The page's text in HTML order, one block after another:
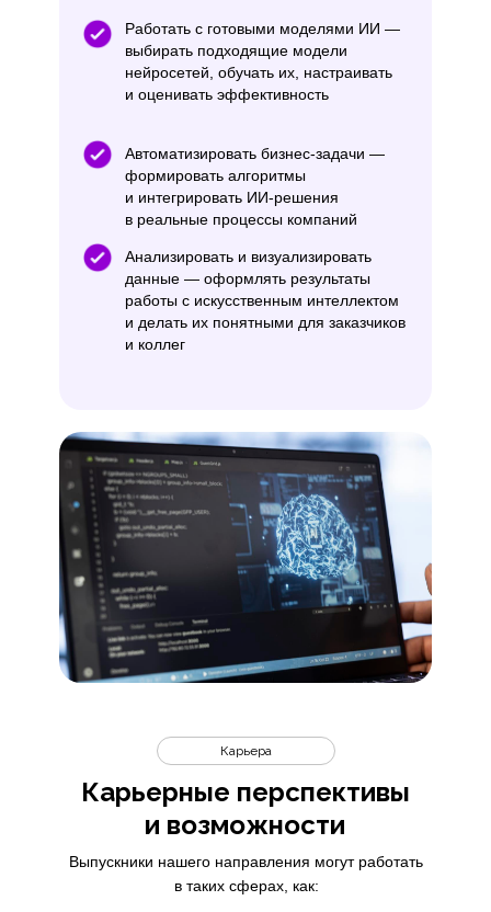
Работать с готовыми моделями ИИ —
выбирать подходящие модели
нейросетей, обучать их, настраивать
и оценивать эффективность
Автоматизировать бизнес-задачи —
формировать алгоритмы
и интегрировать ИИ-решения
в реальные процессы компаний
Анализировать и визуализировать
данные — оформлять результаты
работы с искусственным интеллектом
и делать их понятными для заказчиков
и коллег
Карьерные перспективы
и возможности
Карьера
Выпускники нашего направления могут работать
в таких сферах, как: